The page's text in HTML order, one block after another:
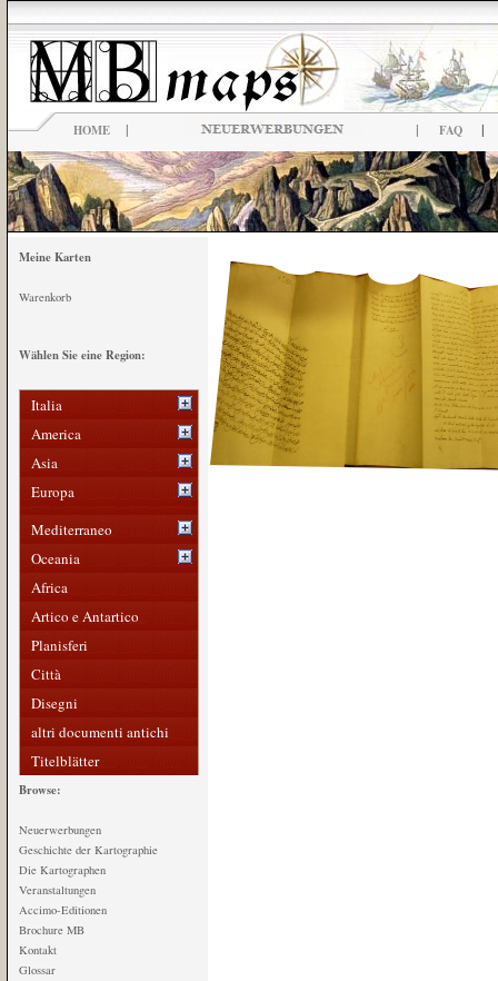
HOME | | FAQ |
Meine Karten
Warenkorb
Wählen Sie eine Region:
Italia
America
Asia
Europa
Mediterraneo
Oceania
Africa
Artico e Antartico
Planisferi
Città
Disegni
altri documenti antichi
Titelblätter
Browse:
Neuerwerbungen
Geschichte der Kartographie
Die Kartographen
Veranstaltungen
Accimo-Editionen
Brochure MB
Kontakt
Glossar